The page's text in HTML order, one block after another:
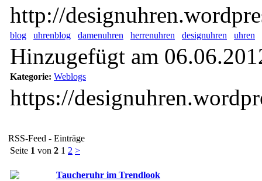
http://
blog uhrenblog damenuhren herrenuhren designuhren uhren
Hinzugefügt am
Kategorie: Weblogs
https://
RSS-Feed - Einträge
Seite 1 von 2 1 2 >
Taucheruhr im Trendlook